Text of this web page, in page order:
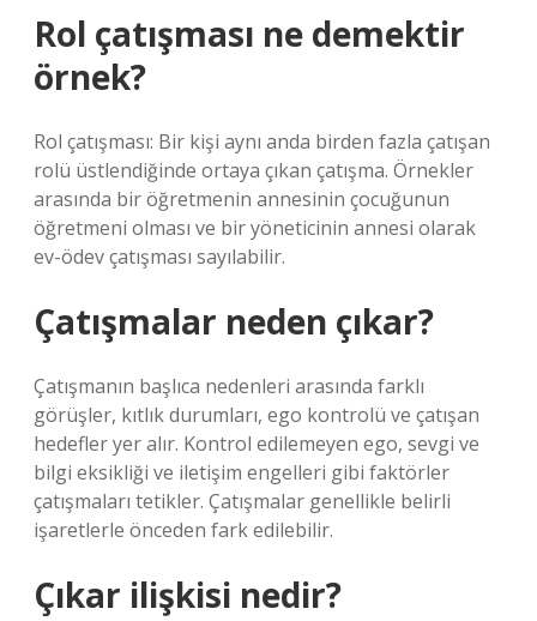
Rol çatışması ne demektir
örnek?
Rol çatışması: Bir kişi aynı anda birden fazla çatışan
rolü üstlendiğinde ortaya çıkan çatışma. Örnekler
arasında bir öğretmenin annesinin çocuğunun
öğretmeni olması ve bir yöneticinin annesi olarak
ev-ödev çatışması sayılabilir.
Çatışmalar neden çıkar?
Çatışmanın başlıca nedenleri arasında farklı
görüşler, kıtlık durumları, ego kontrolü ve çatışan
hedefler yer alır. Kontrol edilemeyen ego, sevgi ve
bilgi eksikliği ve iletişim engelleri gibi faktörler
çatışmaları tetikler. Çatışmalar genellikle belirli
işaretlerle önceden fark edilebilir.
Çıkar ilişkisi nedir?